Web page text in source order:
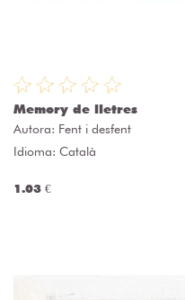
Memory de lletres
Autora: Fent i desfent
Idioma: Català
1.03 €